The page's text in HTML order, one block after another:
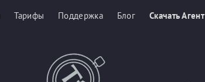
Тарифы Поддержка Блог Скачать Агент